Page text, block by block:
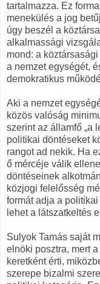
tartalmazza. Ez
menekülés a jog
úgy beszél a
alkalmassági
mond: a
a nemzet egységét,
demokratikus
Aki a nemzet
közös valóság
szerint az államfő „a
politikai döntéseket
rangot ad nekik. Ha
ő mércéje válik
döntéseinek
közjogi felelősség
formát adja a
lehet a látszatkeltés
Sulyok Tamás saját
elnöki posztra, mert
keretként érti,
szerepe bizalmi